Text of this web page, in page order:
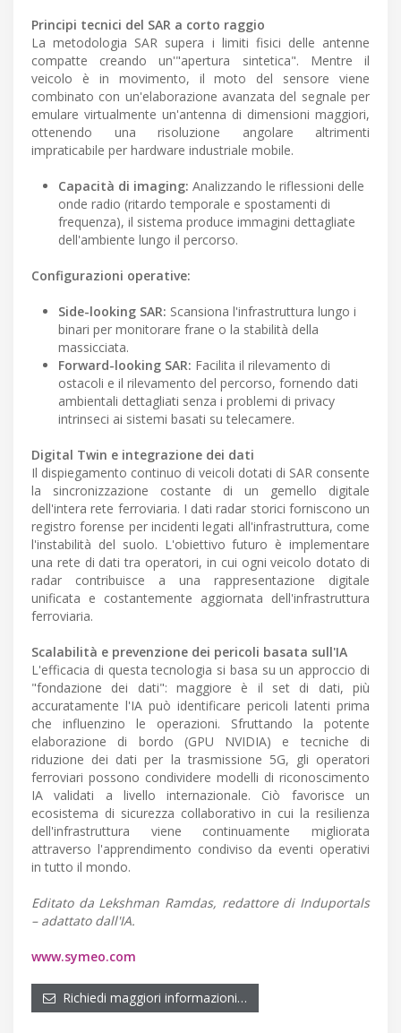
Principi tecnici del SAR a corto raggio
La metodologia SAR supera i limiti fisici delle antenne
compatte creando un'"apertura sintetica". Mentre il
veicolo è in movimento, il moto del sensore viene
combinato con un'elaborazione avanzata del segnale per
emulare virtualmente un'antenna di dimensioni maggiori,
ottenendo una risoluzione angolare altrimenti
impraticabile per hardware industriale mobile.
Capacità di imaging: Analizzando le riflessioni delle
onde radio (ritardo temporale e spostamenti di
frequenza), il sistema produce immagini dettagliate
dell'ambiente lungo il percorso.
Configurazioni operative:
Side-looking SAR: Scansiona l'infrastruttura lungo i
binari per monitorare frane o la stabilità della
massicciata.
Forward-looking SAR: Facilita il rilevamento di
ostacoli e il rilevamento del percorso, fornendo dati
ambientali dettagliati senza i problemi di privacy
intrinseci ai sistemi basati su telecamere.
Digital Twin e integrazione dei dati
Il dispiegamento continuo di veicoli dotati di SAR consente
la sincronizzazione costante di un gemello digitale
dell'intera rete ferroviaria. I dati radar storici forniscono un
registro forense per incidenti legati all'infrastruttura, come
l'instabilità del suolo. L'obiettivo futuro è implementare
una rete di dati tra operatori, in cui ogni veicolo dotato di
radar contribuisce a una rappresentazione digitale
unificata e costantemente aggiornata dell'infrastruttura
ferroviaria.
Scalabilità e prevenzione dei pericoli basata sull'IA
L'efficacia di questa tecnologia si basa su un approccio di
"fondazione dei dati": maggiore è il set di dati, più
accuratamente l'IA può identificare pericoli latenti prima
che influenzino le operazioni. Sfruttando la potente
elaborazione di bordo (GPU NVIDIA) e tecniche di
riduzione dei dati per la trasmissione 5G, gli operatori
ferroviari possono condividere modelli di riconoscimento
IA validati a livello internazionale. Ciò favorisce un
ecosistema di sicurezza collaborativo in cui la resilienza
dell'infrastruttura viene continuamente migliorata
attraverso l'apprendimento condiviso da eventi operativi
in tutto il mondo.
Editato da Lekshman Ramdas, redattore di Induportals
– adattato dall'IA.
www.symeo.com
Richiedi maggiori informazioni…